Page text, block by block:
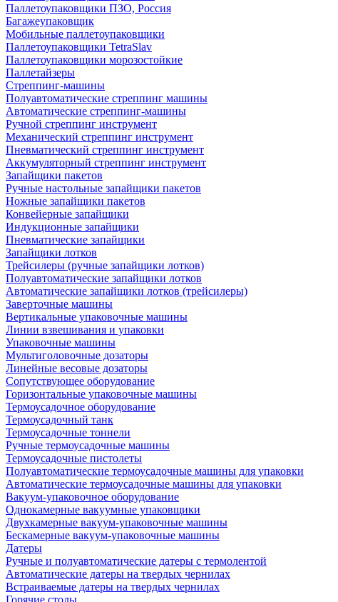
Паллетоупаковщики ПЗО, Россия
Багажеупаковщик
Мобильные паллетоупаковщики
Паллетоупаковщики TetraSlav
Паллетоупаковщики морозостойкие
Паллетайзеры
Стреппинг-машины
Полуавтоматические стреппинг машины
Автоматические стреппинг-машины
Ручной стреппинг инструмент
Механический стреппинг инструмент
Пневматический стреппинг инструмент
Аккумуляторный стреппинг инструмент
Запайщики пакетов
Ручные настольные запайщики пакетов
Ножные запайщики пакетов
Конвейерные запайщики
Индукционные запайщики
Пневматические запайщики
Запайщики лотков
Трейсилеры (ручные запайщики лотков)
Полуавтоматические запайщики лотков
Автоматические запайщики лотков (трейсилеры)
Заверточные машины
Вертикальные упаковочные машины
Линии взвешивания и упаковки
Упаковочные машины
Мультиголовочные дозаторы
Линейные весовые дозаторы
Сопутствующее оборудование
Горизонтальные упаковочные машины
Термоусадочное оборудование
Термоусадочный танк
Термоусадочные тоннели
Ручные термоусадочные машины
Термоусадочные пистолеты
Полуавтоматические термоусадочные машины для упаковки
Автоматические термоусадочные машины для упаковки
Вакуум-упаковочное оборудование
Однокамерные вакуумные упаковщики
Двухкамерные вакуум-упаковочные машины
Бескамерные вакуум-упаковочные машины
Датеры
Ручные и полуавтоматические датеры с термолентой
Автоматические датеры на твердых чернилах
Встраиваемые датеры на твердых чернилах
Горячие столы